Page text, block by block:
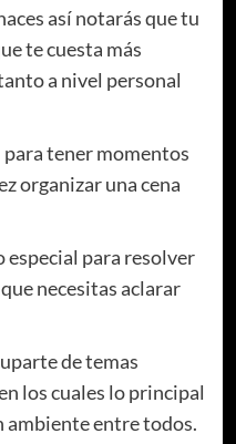
así notarás que tu
te cuesta más
a nivel personal
para tener momentos
organizar una cena
especial para resolver
necesitas aclarar
de temas
los cuales lo principal
ambiente entre todos.